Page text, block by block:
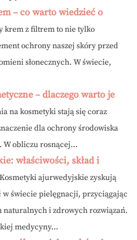
– co warto wiedzieć o
krem z filtrem to nie tylko
ochrony naszej skóry przed
słonecznych. W świecie,
– dlaczego warto je
na kosmetyki stają się coraz
dla ochrony środowiska
W obliczu rosnącej...
właściwości, skład i
Kosmetyki ajurwedyjskie zyskują
w świecie pielęgnacji, przyciągając
naturalnych i zdrowych rozwiązań.
medycyny...